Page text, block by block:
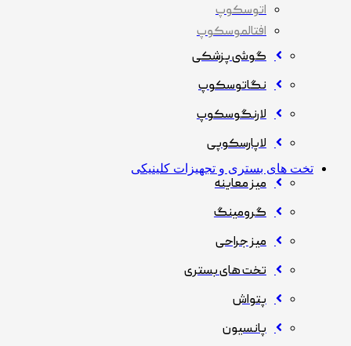
اتوسکوپ
افتالموسکوپ
گوشی پزشکی
نگاتوسکوپ
لارنگوسکوپ
لاپارسکوپی
تخت های بستری و تجهیزات کلینیکی
میز معاینه
گرومینگ
میز جراحی
تخت های بستری
پتواش
پانسیون